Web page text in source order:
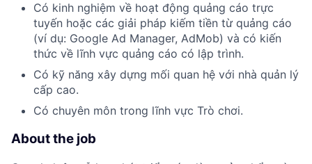
Có kinh nghiệm về hoạt động quảng cáo trực
tuyến hoặc các giải pháp kiếm tiền từ quảng cáo
(ví dụ: Google Ad Manager, AdMob) và có kiến
thức về lĩnh vực quảng cáo có lập trình.
Có kỹ năng xây dựng mối quan hệ với nhà quản lý
cấp cao.
Có chuyên môn trong lĩnh vực Trò chơi.
About the job